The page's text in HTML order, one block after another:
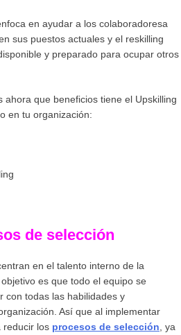
en ayudar a los colaboradoresa
sus puestos actuales y el reskilling
y preparado para ocupar otros
ahora que beneficios tiene el Upskilling
en tu organización:
de selección
en el talento interno de la
es que todo el equipo se
con todas las habilidades y
Así que al implementar
reducir los procesos de selección , ya